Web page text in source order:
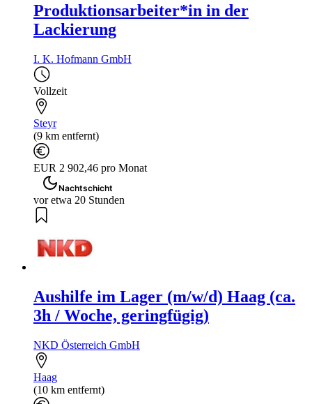
Produktionsarbeiter*in in der
Lackierung
I. K. Hofmann GmbH
Vollzeit
Steyr
(9 km entfernt)
EUR 2 902,46 pro Monat
Nachtschicht
vor etwa 20 Stunden
Aushilfe im Lager (m/w/d) Haag (ca.
3h / Woche, geringfügig)
NKD Österreich GmbH
Haag
(10 km entfernt)